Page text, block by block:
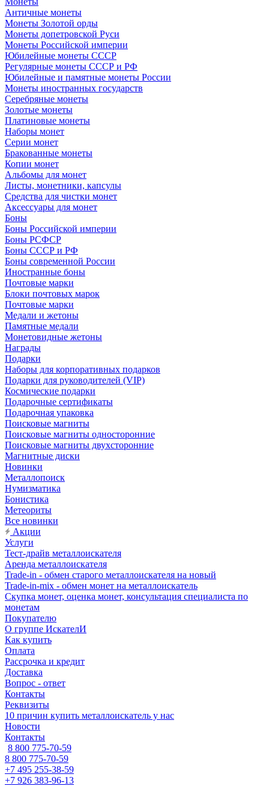
Античные монеты
Монеты Золотой орды
Монеты допетровской Руси
Монеты Российской империи
Юбилейные монеты СССР
Регулярные монеты СССР и РФ
Юбилейные и памятные монеты России
Монеты иностранных государств
Серебряные монеты
Золотые монеты
Платиновые монеты
Наборы монет
Серии монет
Бракованные монеты
Копии монет
Альбомы для монет
Листы, монетники, капсулы
Средства для чистки монет
Аксессуары для монет
Боны
Боны Российской империи
Боны РСФСР
Боны СССР и РФ
Боны современной России
Иностранные боны
Почтовые марки
Блоки почтовых марок
Почтовые марки
Медали и жетоны
Памятные медали
Монетовидные жетоны
Награды
Подарки
Наборы для корпоративных подарков
Подарки для руководителей (VIP)
Космические подарки
Подарочные сертификаты
Подарочная упаковка
Поисковые магниты
Поисковые магниты односторонние
Поисковые магниты двухсторонние
Магнитные диски
Новинки
Металлопоиск
Нумизматика
Бонистика
Метеориты
Все новинки
Акции
Услуги
Тест-драйв металлоискателя
Аренда металлоискателя
Trade-in - обмен старого металлоискателя на новый
Trade-in-mix - обмен монет на металлоискатель
Скупка монет, оценка монет, консультация специалиста по
монетам
Покупателю
О группе ИскателИ
Как купить
Оплата
Рассрочка и кредит
Доставка
Вопрос - ответ
Контакты
Реквизиты
10 причин купить металлоискатель у нас
Новости
Контакты
8 800 775-70-59
8 800 775-70-59
+7 495 255-38-59
+7 926 383-96-13